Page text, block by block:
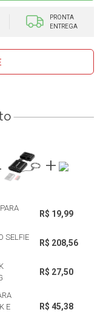
PRONTA
ENTREGA
R$ 19,99
SELFIE
R$ 208,56
R$ 27,50
E
R$ 45,38